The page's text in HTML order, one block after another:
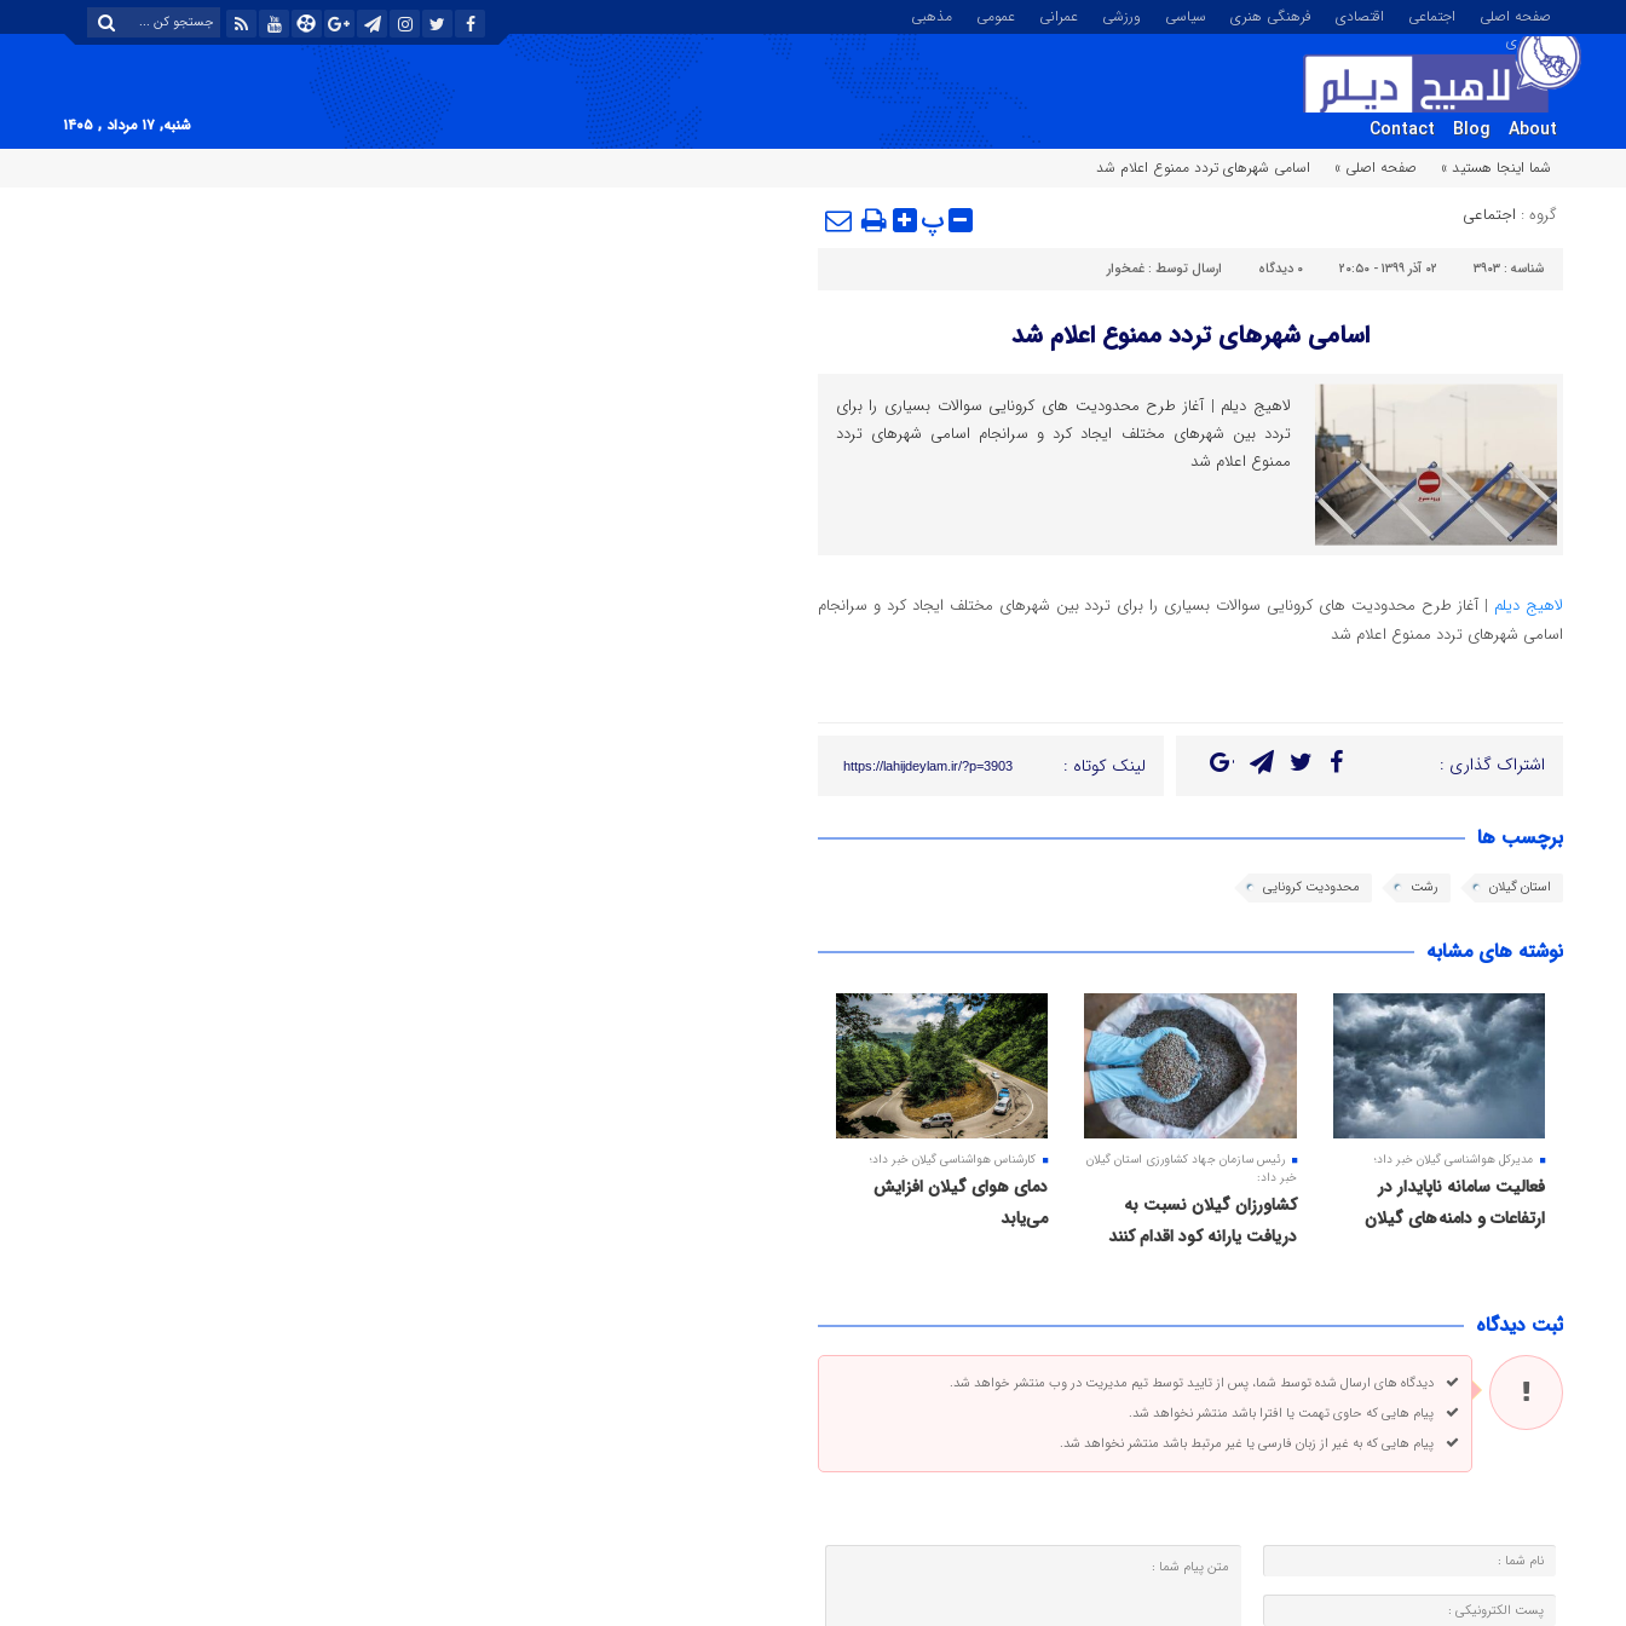
صفحه اصلی اجتماعی اقتصادی فرهنگی هنری سیاسی ورزشی عمرانی عمومی
مذهبی
تصویری
About
Blog
Contact
شنبه, ۱۷ مرداد , ۱۴۰۵
شما اینجا هستید »
صفحه اصلی » اسامی شهرهای تردد ممنوع اعلام شد
گروه : اجتماعی پ
شناسه : ۳۹۰۳ ۰۲ آذر ۱۳۹۹ - ۲۰:۵۰ ۰ دیدگاه ارسال توسط : غمخوار
اسامی شهرهای تردد ممنوع اعلام شد
لاهیج دیلم | آغاز طرح محدودیت های کرونایی سوالات بسیاری را برای
تردد بین شهرهای مختلف ایجاد کرد و سرانجام اسامی شهرهای تردد
ممنوع اعلام شد
لاهیج دیلم | آغاز طرح محدودیت های کرونایی سوالات بسیاری را برای تردد بین شهرهای مختلف ایجاد کرد و سرانجام
اسامی شهرهای تردد ممنوع اعلام شد
اشتراک گذاری : لینک کوتاه : https://lahijdeylam.ir/?p=3903
برچسب ها
استان گیلان رشت محدودیت کرونایی
نوشته های مشابه
مدیرکل هواشناسی گیلان خبر داد؛
فعالیت سامانه ناپایدار در
ارتفاعات و دامنه های گیلان
رئیس سازمان جهاد کشاورزی استان گیلان
خبر داد:
کشاورزان گیلان نسبت به
دریافت یارانه کود اقدام کنند
کارشناس هواشناسی گیلان خبر داد؛
دمای هوای گیلان افزایش
می‌یابد
ثبت دیدگاه
دیدگاه های ارسال شده توسط شما، پس از تایید توسط تیم مدیریت در وب منتشر خواهد شد.
پیام هایی که حاوی تهمت یا افترا باشد منتشر نخواهد شد.
پیام هایی که به غیر از زبان فارسی یا غیر مرتبط باشد منتشر نخواهد شد.